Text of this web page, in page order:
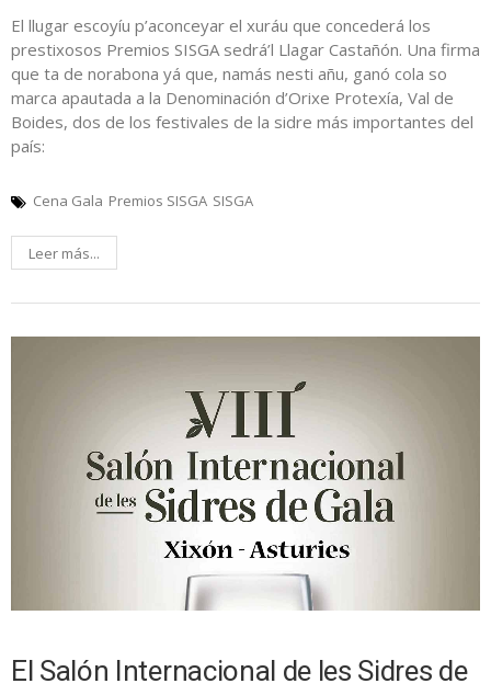
El llugar escoyíu p’aconceyar el xuráu que concederá los
prestixosos Premios SISGA sedrá’l Llagar Castañón. Una firma
que ta de norabona yá que, namás nesti añu, ganó cola so
marca apautada a la Denominación d’Orixe Protexía, Val de
Boides, dos de los festivales de la sidre más importantes del
país:
Cena Gala Premios SISGA SISGA
Leer más...
El Salón Internacional de les Sidres de